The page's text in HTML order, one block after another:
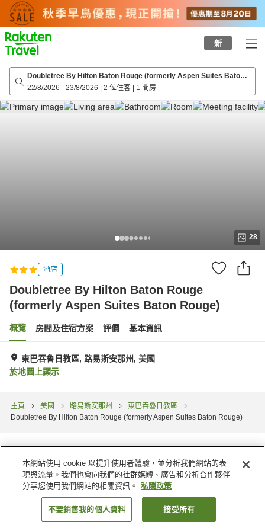
to
top
page
新
Doubletree By Hilton Baton Rouge (formerly Aspen Suites Baton
Rouge)
22/8/2026 - 23/8/2026 | 2 位住客 | 1 間房
28
酒店
Doubletree By Hilton Baton Rouge
(formerly Aspen Suites Baton Rouge)
概覽 房間及住宿方案 評價 基本資訊
東巴吞魯日教區, 路易斯安那州, 美國
於地圖上顯示
主頁 美國 路易斯安那州
東巴吞魯日教區
Doubletree By Hilton Baton Rouge (formerly Aspen Suites Baton Rouge)
找客房
本網站使用 cookie 以提升使用者體驗，並分析我們網站的表
現與流量。我們也會向我們的社群媒體、廣告和分析合作夥伴
分享您使用我們網站的相關資訊。
私隱政策
不要銷售我的個人資料 接受所有